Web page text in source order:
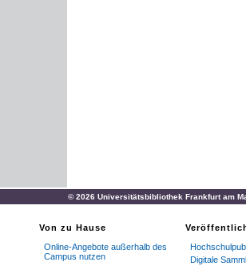
© 2026 Universitätsbibliothek Frankfurt am
Von zu Hause
Online-Angebote außerhalb des
Campus nutzen
Digitale